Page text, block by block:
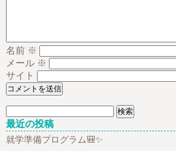
名前 ※
メール ※
サイト
索:
最近の投稿
就学準備プログラム🎒✨